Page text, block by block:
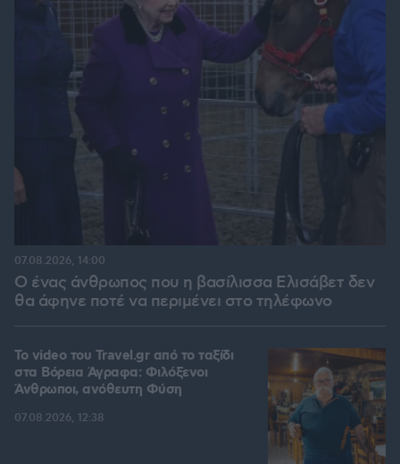
Ο ένας άνθρωπος που η βασίλισσα Ελισάβετ δεν
θα άφηνε ποτέ να περιμένει στο τηλέφωνο
07.08.2026, 14:00
To video του Travel.gr από το ταξίδι
στα Βόρεια Άγραφα: Φιλόξενοι
Άνθρωποι, ανόθευτη Φύση
07.08.2026, 12:38